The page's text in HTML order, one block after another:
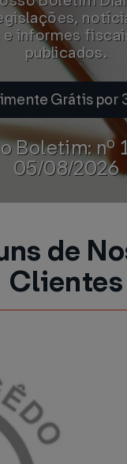
e informes
publicados.
Grátis por
Boletim: nº
05/08/2026
de
Clientes